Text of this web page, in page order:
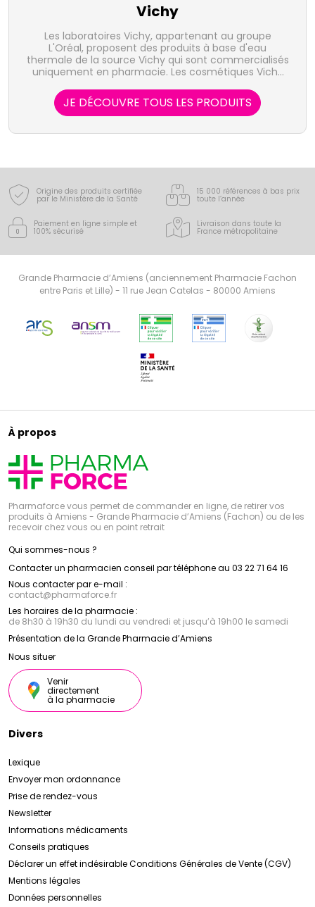
Vichy
Les laboratoires Vichy, appartenant au groupe
L'Oréal, proposent des produits à base d'eau
thermale de la source Vichy qui sont commercialisés
uniquement en pharmacie. Les cosmétiques Vichy
cheveux tels que Liftactiv, Capital Soleil, Normaderm
ou Dermablend sont destinés aux hommes, femmes
et enfants.
JE DÉCOUVRE TOUS LES PRODUITS
Origine des produits certifiée
par le Ministère de la Santé
15 000 références à bas prix
toute l’année
Paiement en ligne simple et
100% sécurisé
Livraison dans toute la
France métropolitaine
Grande Pharmacie d’Amiens (anciennement Pharmacie Fachon
entre Paris et Lille) - 11 rue Jean Catelas - 80000 Amiens
À propos
Pharmaforce vous permet de commander en ligne, de retirer vos
produits à Amiens - Grande Pharmacie d’Amiens (Fachon) ou de les
recevoir chez vous ou en point retrait
Qui sommes-nous ?
Contacter un pharmacien conseil par téléphone au 03 22 71 64 16
Nous contacter par e-mail :
contact@pharmaforce.fr
Les horaires de la pharmacie :
de 8h30 à 19h30 du lundi au vendredi et jusqu’à 19h00 le samedi
Présentation de la Grande Pharmacie d’Amiens
Nous situer
Venir
directement
à la pharmacie
Divers
Lexique
Envoyer mon ordonnance
Prise de rendez-vous
Newsletter
Informations médicaments
Conseils pratiques
Déclarer un effet indésirableConditions Générales de Vente (CGV)
Mentions légales
Données personnelles